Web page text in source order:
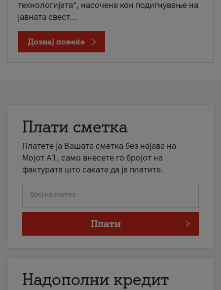
технологијата“, насочена кон подигнување на
јавната свест...
Дознај повеќе
Плати сметка
Платете ја Вашата сметка без најава на
Мојот А1, само внесете го бројот на
фактурата што сакате да ја платите.
Број на сметка
Плати
Надополни кредит